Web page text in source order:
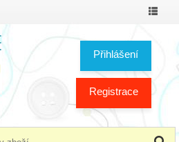
Přihlášení
Registrace